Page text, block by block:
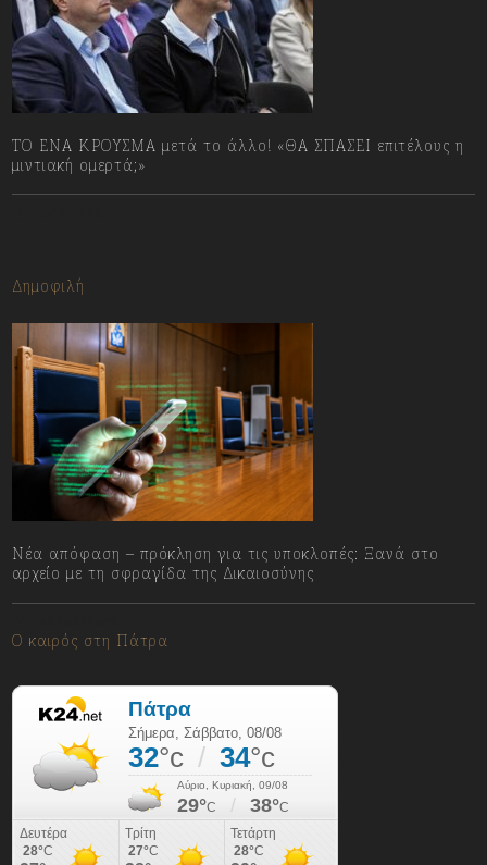
ΤΟ ΕΝΑ ΚΡΟΥΣΜΑ μετά το άλλο! «ΘΑ ΣΠΑΣΕΙ επιτέλους η
μιντιακή ομερτά;»
Δημοφιλή
Νέα απόφαση – πρόκληση για τις υποκλοπές: Ξανά στο
αρχείο με τη σφραγίδα της Δικαιοσύνης
Ο καιρός στη Πάτρα